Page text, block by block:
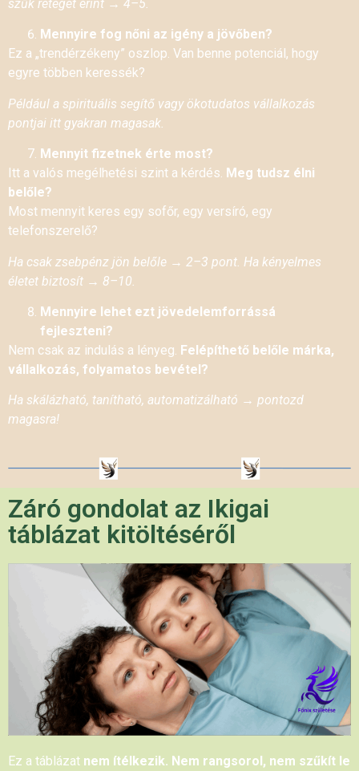
szűk réteget érint → 4–5.
Mennyire fog nőni az igény a jövőben?
Ez a „trendérzékeny” oszlop. Van benne potenciál, hogy
egyre többen keressék?
Például a spirituális segítő vagy ökotudatos vállalkozás
pontjai itt gyakran magasak.
Mennyit fizetnek érte most?
Itt a valós megélhetési szint a kérdés. Meg tudsz élni
belőle?
Most mennyit keres egy sofőr, egy versíró, egy
telefonszerelő?
Ha csak zsebpénz jön belőle → 2–3 pont. Ha kényelmes
életet biztosít → 8–10.
Mennyire lehet ezt jövedelemforrássá
fejleszteni?
Nem csak az indulás a lényeg. Felépíthető belőle márka,
vállalkozás, folyamatos bevétel?
Ha skálázható, tanítható, automatizálható → pontozd
magasra!
Záró gondolat az Ikigai
táblázat kitöltéséről
Ez a táblázat nem ítélkezik. Nem rangsorol, nem szűkít le